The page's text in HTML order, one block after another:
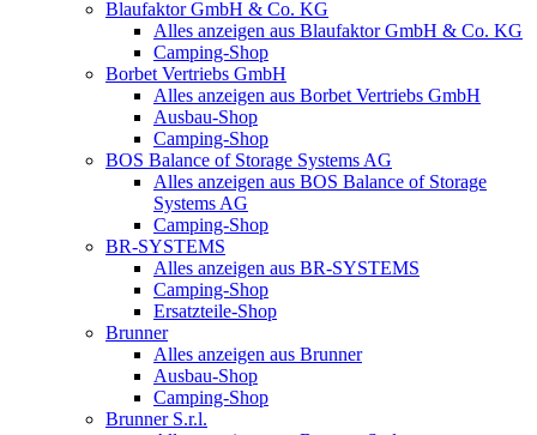
Blaufaktor GmbH & Co. KG
Alles anzeigen aus Blaufaktor GmbH & Co. KG
Camping-Shop
Borbet Vertriebs GmbH
Alles anzeigen aus Borbet Vertriebs GmbH
Ausbau-Shop
Camping-Shop
BOS Balance of Storage Systems AG
Alles anzeigen aus BOS Balance of Storage
Systems AG
Camping-Shop
BR-SYSTEMS
Alles anzeigen aus BR-SYSTEMS
Camping-Shop
Ersatzteile-Shop
Brunner
Alles anzeigen aus Brunner
Ausbau-Shop
Camping-Shop
Brunner S.r.l.